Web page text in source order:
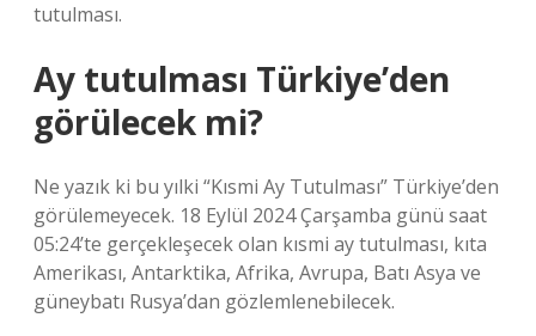
tutulması.
Ay tutulması Türkiye’den
görülecek mi?
Ne yazık ki bu yılki “Kısmi Ay Tutulması” Türkiye’den
görülemeyecek. 18 Eylül 2024 Çarşamba günü saat
05:24’te gerçekleşecek olan kısmi ay tutulması, kıta
Amerikası, Antarktika, Afrika, Avrupa, Batı Asya ve
güneybatı Rusya’dan gözlemlenebilecek.